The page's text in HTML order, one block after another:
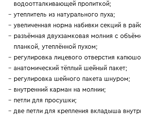
водоотталкивающей пропиткой;
утеплитель из натурального пуха;
увеличенная норма набивки секций в
разъёмная двухзамковая молния с
планкой, утеплённой пухом;
регулировка лицевого отверстия
анатомический тёплый шейный пакет;
регулировка шейного пакета шнуром;
внутренний карман на молнии;
петли для просушки;
две петли для крепления вкладыша